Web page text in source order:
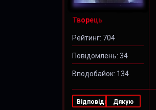
Творець
Рейтинг: 704
Повідомлень: 34
Вподобайок: 134
Відповідь Дякую